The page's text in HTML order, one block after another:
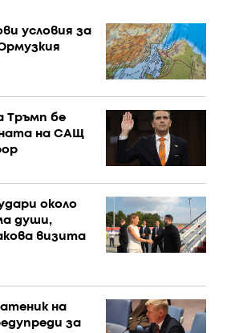
условия за
Тръмп бе
на САЩ
около
души,
визита
на
за